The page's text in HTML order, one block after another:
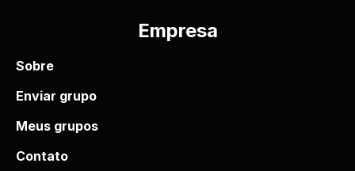
Empresa
Sobre
Enviar grupo
Meus grupos
Contato